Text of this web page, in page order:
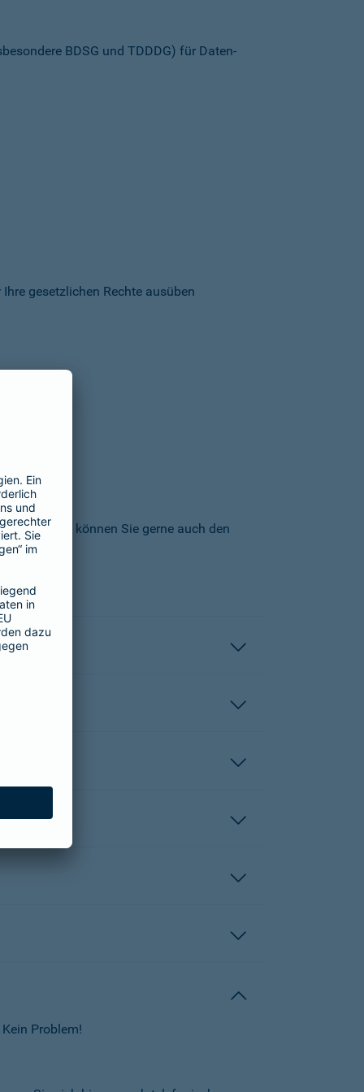
BDSG und TDDDG) für Daten­
gesetzlichen Rechte ausüben
AG können Sie gerne auch den
Problem!